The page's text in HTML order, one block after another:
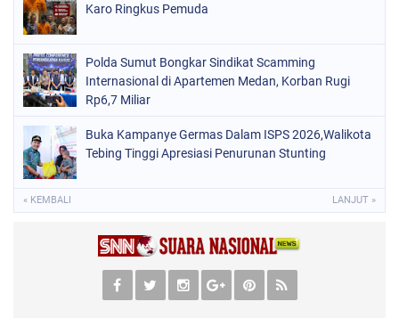
Karo Ringkus Pemuda
Polda Sumut Bongkar Sindikat Scamming
Internasional di Apartemen Medan, Korban Rugi
Rp6,7 Miliar
Buka Kampanye Germas Dalam ISPS 2026,Walikota
Tebing Tinggi Apresiasi Penurunan Stunting
« KEMBALI LANJUT »